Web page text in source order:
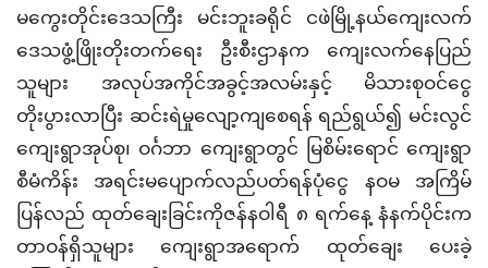
မကွေးတိုင်းဒေသကြီး မင်းဘူးခရိုင် ငဖဲမြို့နယ်ကျေးလက်
ဒေသဖွံ့ဖြိုးတိုးတက်ရေး ဦးစီးဌာနက ကျေးလက်နေပြည်
သူများ အလုပ်အကိုင်အခွင့်အလမ်းနှင့် မိသားစုဝင်ငွေ
တိုးပွားလာပြီး ဆင်းရဲမှုလျော့ကျစေရန် ရည်ရွယ်၍ မင်းလွင်
ကျေးရွာအုပ်စု၊ ဝင်္ဂဘာ ကျေးရွာတွင် မြစိမ်းရောင် ကျေးရွာ
စီမံကိန်း အရင်းမပျောက်လည်ပတ်ရန်ပုံငွေ နဝမ အကြိမ်
ပြန်လည် ထုတ်ချေးခြင်းကိုဇန်နဝါရီ ၈ ရက်နေ့ နံနက်ပိုင်းက
တာဝန်ရှိသူများ ကျေးရွာအရောက် ထုတ်ချေး ပေးခဲ့